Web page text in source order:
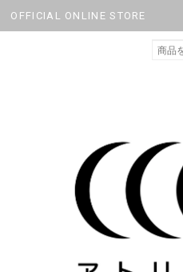
OFFICIAL ONLINE STORE